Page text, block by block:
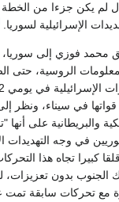
لم يكن جزءا من
الإسرائيلية لسوريا.
محمد فوزي إلى
الروسية، حتى
في سيناء، ونظر
والبريطانية على
في وجه التهديدات
كبيرا تجاه هذا
الجنوب بدون تعزيزات،